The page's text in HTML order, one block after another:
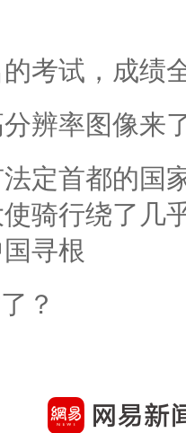
考试，成绩
辨率图像来
定首都的国
骑行绕了几
寻根
？